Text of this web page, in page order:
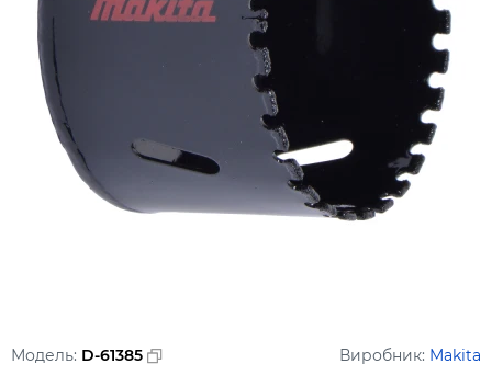
Модель: D-61385 Виробник: Makita